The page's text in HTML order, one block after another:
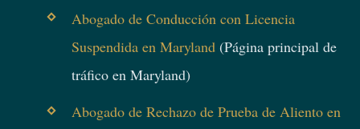
Abogado de Conducción con Licencia
Suspendida en Maryland(Página principal de
tráfico en Maryland)
Abogado de Rechazo de Prueba de Aliento en